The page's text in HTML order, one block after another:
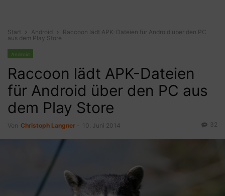
Start Android
Raccoon lädt APK-Dateien für Android über den PC
aus dem Play Store
Android
Raccoon lädt APK-Dateien
für Android über den PC aus
dem Play Store
Von Christoph Langner 10. Juni 2014 32